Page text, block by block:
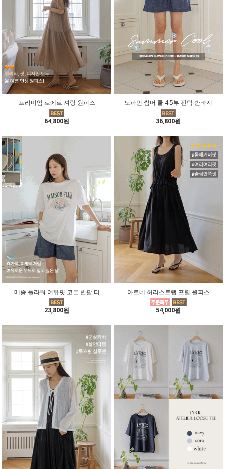
프리미엄 로에르 셔링 원피스
64,800원
도파민 썸머 쿨 4.5부 핀턱 반바지
36,800원
메종 플라워 여유핏 코튼 반팔 티
23,800원
아르네 허리스트랩 프릴 원피스
54,000원